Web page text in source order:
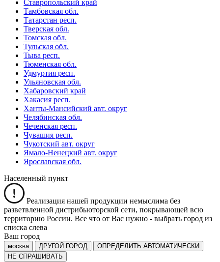
Ставропольский край
Тамбовская обл.
Татарстан респ.
Тверская обл.
Томская обл.
Тульская обл.
Тыва респ.
Тюменская обл.
Удмуртия респ.
Ульяновская обл.
Хабаровский край
Хакасия респ.
Ханты-Мансийский авт. округ
Челябинская обл.
Чеченская респ.
Чувашия респ.
Чукотский авт. округ
Ямало-Ненецкий авт. округ
Ярославская обл.
Населенный пункт
Реализация нашей продукции немыслима без
разветвленной дистрибьюторской сети, покрывающей всю
территорию России. Все что от Вас нужно - выбрать город из
списка слева
Ваш город
москва ДРУГОЙ ГОРОД
ОПРЕДЕЛИТЬ АВТОМАТИЧЕСКИ
НЕ СПРАШИВАТЬ